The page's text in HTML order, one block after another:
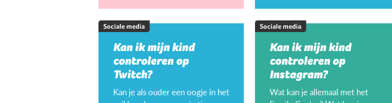
Sociale media
Kan ik mijn kind
controleren op
Twitch?
Kan je als ouder een oogje in het
Sociale media
Kan ik mijn kind
controleren op
Instagram?
Wat kan je allemaal met het